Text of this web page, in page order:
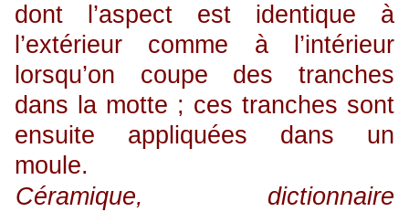
dont l’aspect est identique à
l’extérieur comme à l’intérieur
lorsqu’on coupe des tranches
dans la motte ; ces tranches sont
ensuite appliquées dans un
moule.
Céramique, dictionnaire